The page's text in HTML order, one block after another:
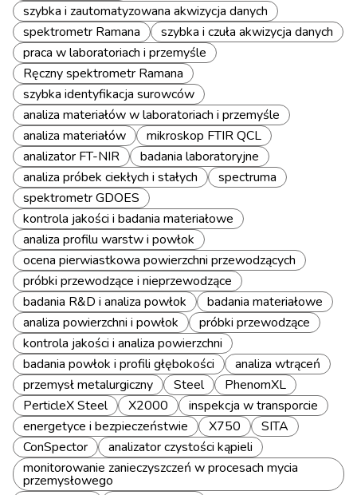
szybka i zautomatyzowana akwizycja danych
spektrometr Ramana
szybka i czuła akwizycja danych
praca w laboratoriach i przemyśle
Ręczny spektrometr Ramana
szybka identyfikacja surowców
analiza materiałów w laboratoriach i przemyśle
analiza materiałów
mikroskop FTIR QCL
analizator FT-NIR
badania laboratoryjne
analiza próbek ciekłych i stałych
spectruma
spektrometr GDOES
kontrola jakości i badania materiałowe
analiza profilu warstw i powłok
ocena pierwiastkowa powierzchni przewodzących
próbki przewodzące i nieprzewodzące
badania R&D i analiza powłok
badania materiałowe
analiza powierzchni i powłok
próbki przewodzące
kontrola jakości i analiza powierzchni
badania powłok i profili głębokości
analiza wtrąceń
przemysł metalurgiczny
Steel
PhenomXL
PerticleX Steel
X2000
inspekcja w transporcie
energetyce i bezpieczeństwie
X750
SITA
ConSpector
analizator czystości kąpieli
monitorowanie zanieczyszczeń w procesach mycia
przemysłowego